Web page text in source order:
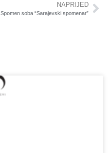
NAPRIJED
Spomen soba “Sarajevski spomenar”